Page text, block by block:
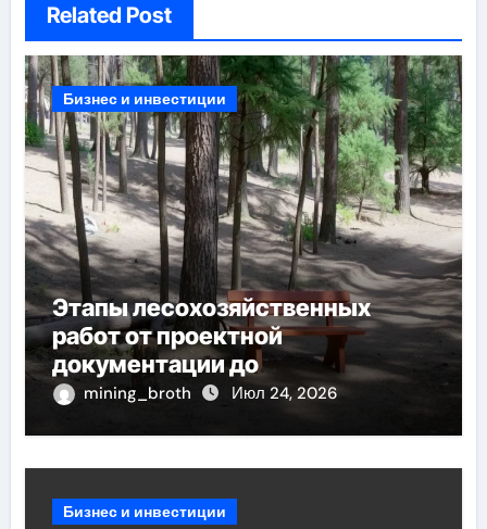
Related Post
Бизнес и инвестиции
Этапы лесохозяйственных
работ от проектной
документации до
противопожарных мероприятий
и обустройства мест отдыха
mining_broth Июл 24, 2026
Бизнес и инвестиции